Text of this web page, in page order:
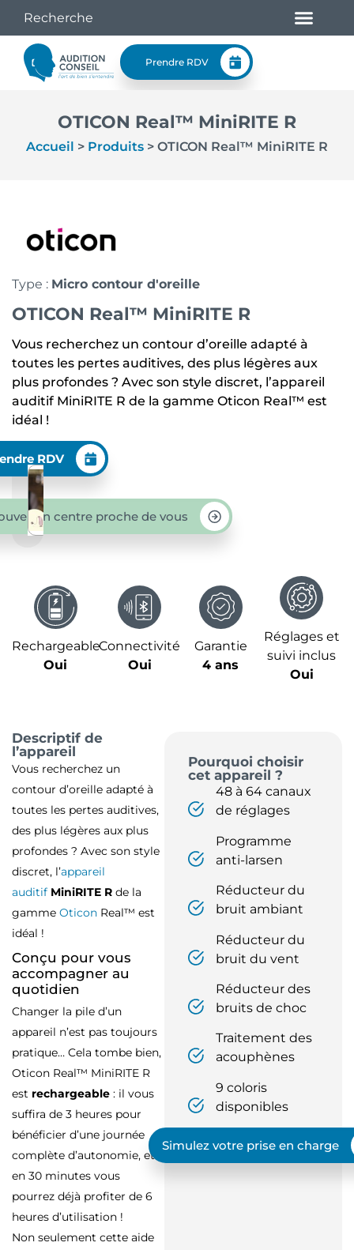
Prendre RDV
OTICON Real™ MiniRITE R
Accueil > Produits > OTICON Real™ MiniRITE R
Type : Micro contour d'oreille
OTICON Real™ MiniRITE R
Vous recherchez un contour d’oreille adapté à
toutes les pertes auditives, des plus légères aux
plus profondes ? Avec son style discret, l’appareil
auditif MiniRITE R de la gamme Oticon Real™ est
idéal !
RDV
un centre proche de vous
Rechargeable
Oui
Connectivité
Oui
Garantie
4 ans
Réglages et
suivi inclus
Oui
Descriptif de
l’appareil
Vous recherchez un
contour d’oreille adapté à
toutes les pertes auditives,
des plus légères aux plus
profondes ? Avec son style
discret, l’appareil
auditif MiniRITE R de la
gamme Oticon Real™ est
idéal !
Conçu pour vous
accompagner au
quotidien
Changer la pile d’un
appareil n’est pas toujours
pratique… Cela tombe bien,
Oticon Real™ MiniRITE R
est rechargeable : il vous
suffira de 3 heures pour
bénéficier d’une journée
complète d’autonomie, et
en 30 minutes vous
pourrez déjà profiter de 6
heures d’utilisation !
Non seulement cette aide
Pourquoi choisir
cet appareil ?
48 à 64 canaux
de réglages
Programme
anti-larsen
Réducteur du
bruit ambiant
Réducteur du
bruit du vent
Réducteur des
bruits de choc
Traitement des
acouphènes
9 coloris
disponibles
Simulez votre prise en charge